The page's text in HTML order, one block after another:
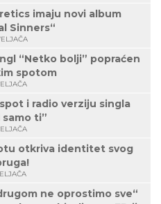
imaju novi album
Sinners“
“Netko bolji” popraćen
spotom
i radio verziju singla
samo ti”
otkriva identitet svog
ne oprostimo sve“